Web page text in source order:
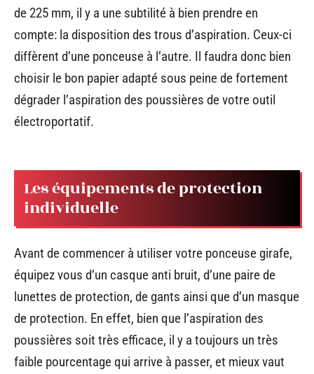
de 225 mm, il y a une subtilité à bien prendre en
compte: la disposition des trous d’aspiration. Ceux-ci
diffèrent d’une ponceuse à l’autre. Il faudra donc bien
choisir le bon papier adapté sous peine de fortement
dégrader l’aspiration des poussières de votre outil
électroportatif.
Les équipements de protection
individuelle
Avant de commencer à utiliser votre ponceuse girafe,
équipez vous d’un casque anti bruit, d’une paire de
lunettes de protection, de gants ainsi que d’un masque
de protection. En effet, bien que l’aspiration des
poussières soit très efficace, il y a toujours un très
faible pourcentage qui arrive à passer, et mieux vaut